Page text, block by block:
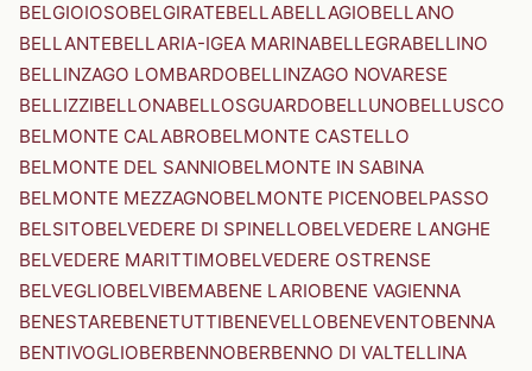
BELGIOIOSOBELGIRATEBELLABELLAGIOBELLANO
BELLANTEBELLARIA-IGEA MARINABELLEGRABELLINO
BELLINZAGO LOMBARDOBELLINZAGO NOVARESE
BELLIZZIBELLONABELLOSGUARDOBELLUNOBELLUSCO
BELMONTE CALABROBELMONTE CASTELLO
BELMONTE DEL SANNIOBELMONTE IN SABINA
BELMONTE MEZZAGNOBELMONTE PICENOBELPASSO
BELSITOBELVEDERE DI SPINELLOBELVEDERE LANGHE
BELVEDERE MARITTIMOBELVEDERE OSTRENSE
BELVEGLIOBELVIBEMABENE LARIOBENE VAGIENNA
BENESTAREBENETUTTIBENEVELLOBENEVENTOBENNA
BENTIVOGLIOBERBENNOBERBENNO DI VALTELLINA